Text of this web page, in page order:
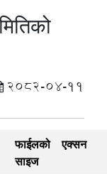
2082-04-11
फाईलको
साइज
एक्सन